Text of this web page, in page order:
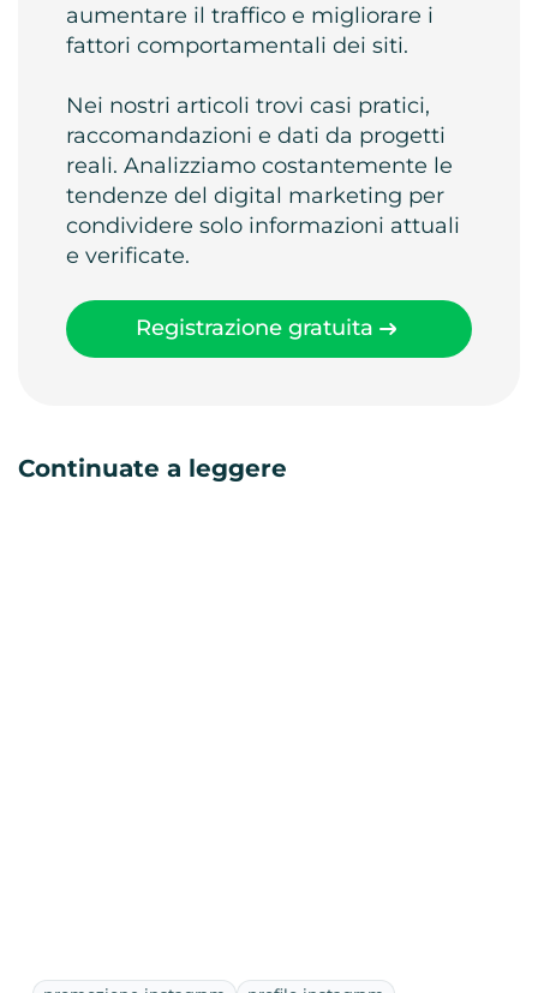
aumentare il traffico e migliorare i
fattori comportamentali dei siti.
Nei nostri articoli trovi casi pratici,
raccomandazioni e dati da progetti
reali. Analizziamo costantemente le
tendenze del digital marketing per
condividere solo informazioni attuali
e verificate.
Registrazione gratuita
Continuate a leggere